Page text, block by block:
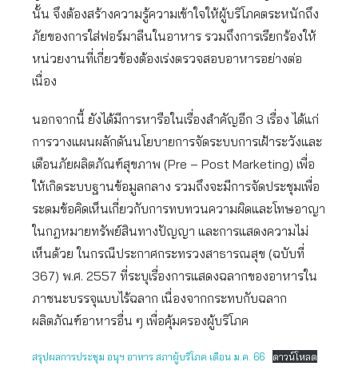
นั้น จึงต้องสร้างความรู้ความเข้าใจให้ผู้บริโภคตระหนักถึง
ภัยของการใส่ฟอร์มาลีนในอาหาร รวมถึงการเรียกร้องให้
หน่วยงานที่เกี่ยวข้องต้องเร่งตรวจสอบอาหารอย่างต่อ
เนื่อง
นอกจากนี้ ยังได้มีการหารือในเรื่องสำคัญอีก 3 เรื่อง ได้แก่
การวางแผนผลักดันนโยบายการจัดระบบการเฝ้าระวังและ
เตือนภัยผลิตภัณฑ์สุขภาพ (Pre – Post Marketing) เพื่อ
ให้เกิดระบบฐานข้อมูลกลาง รวมถึงจะมีการจัดประชุมเพื่อ
ระดมข้อคิดเห็นเกี่ยวกับการทบทวนความผิดและโทษอาญา
ในกฎหมายทรัพย์สินทางปัญญา และการแสดงความไม่
เห็นด้วย ในกรณีประกาศกระทรวงสาธารณสุข (ฉบับที่
367) พ.ศ. 2557 ที่ระบุเรื่องการแสดงฉลากของอาหารใน
ภาชนะบรรจุแบบไร้ฉลาก เนื่องจากกระทบกับฉลาก
ผลิตภัณฑ์อาหารอื่น ๆ เพื่อคุ้มครองผู้บริโภค
สรุปผลการประชุม อนุฯ อาหาร สภาผู้บริโภค เดือน ม.ค. 66 ดาวน์โหลด